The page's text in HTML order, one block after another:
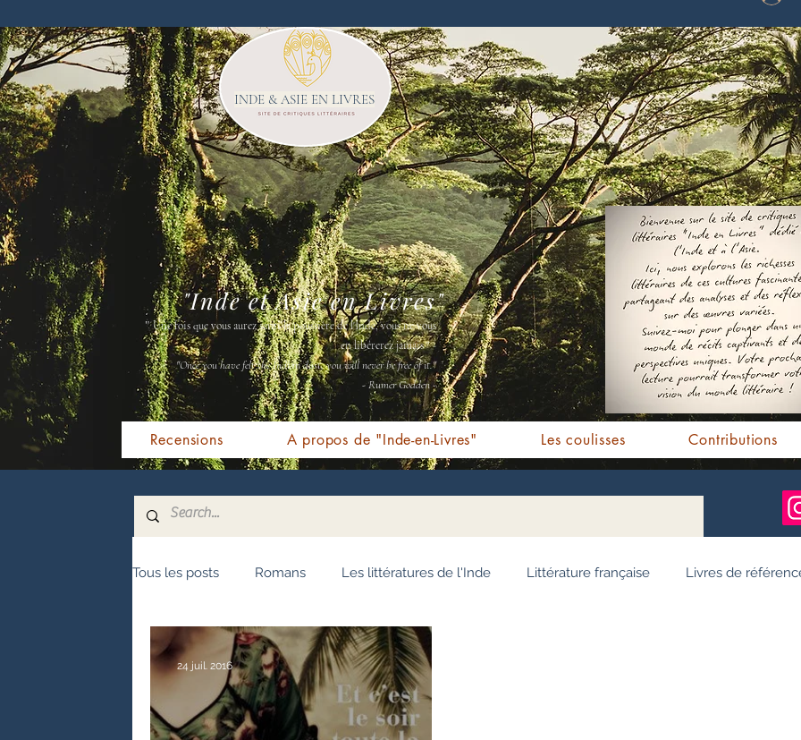
INDE & ASIE EN LIVRES
"Une fois que vous aurez senti la poussière de l'Inde, vous ne vous
en libérerez jamais " -
"Once you have felt the Indian dust, you will never be free of it."
- Rumer Godden -
"Inde et Asie en Livres"
Recensions A propos de "Inde-en-Livres" Les coulisses Contributions
Tous les posts Romans Les littératures de l'Inde Littérature française Livres de
Nouvelles Biographie Témoignages / Récits
Fêtes indiennes Spiritualité Ayurveda
24 juil. 2016